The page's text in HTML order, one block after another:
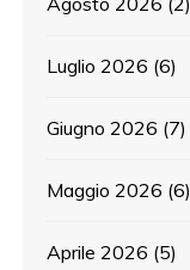
Luglio 2026 (6)
Giugno 2026 (7)
Maggio 2026 (6)
Aprile 2026 (5)